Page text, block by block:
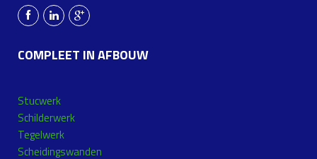
COMPLEET IN AFBOUW
Stucwerk
Schilderwerk
Tegelwerk
Scheidingswanden